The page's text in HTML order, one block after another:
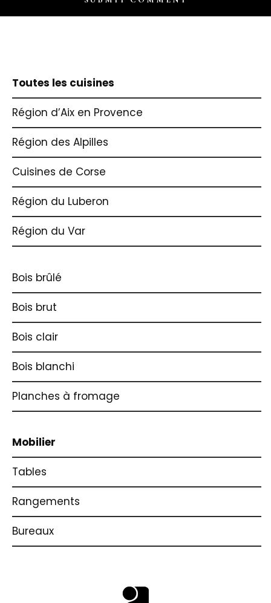
Toutes les cuisines
Région d’Aix en Provence
Région des Alpilles
Cuisines de Corse
Région du Luberon
Région du Var
Bois brûlé
Bois brut
Bois clair
Bois blanchi
Planches à fromage
Mobilier
Tables
Rangements
Bureaux